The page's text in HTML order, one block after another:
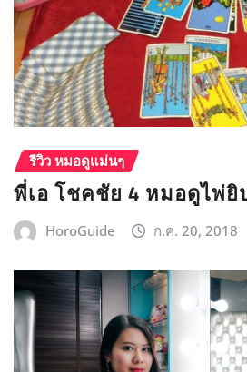
รีวิว หมอดูแม่นๆ
พี่เอ โชคชัย 4 หมอดูไพ่
HoroGuide ก.ค. 20, 2018